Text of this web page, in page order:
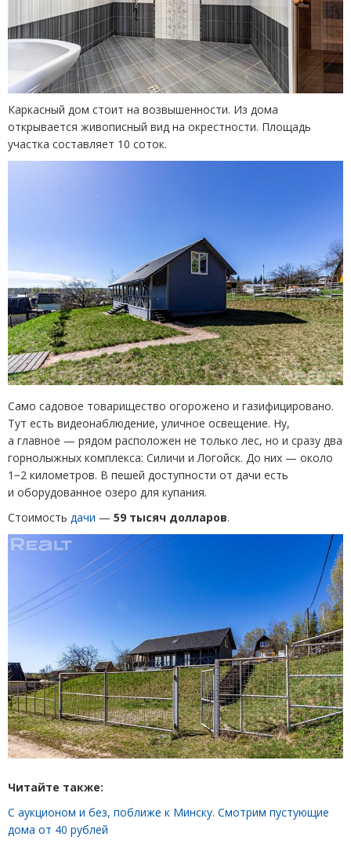
Каркасный дом стоит на возвышенности. Из дома
открывается живописный вид на окрестности. Площадь
участка составляет 10 соток.
Само садовое товарищество огорожено и газифицировано.
Тут есть видеонаблюдение, уличное освещение. Ну,
а главное — рядом расположен не только лес, но и сразу два
горнолыжных комплекса: Силичи и Логойск. До них — около
1−2 километров. В пешей доступности от дачи есть
и оборудованное озеро для купания.
Стоимость дачи — 59 тысяч долларов.
Читайте также:
С аукционом и без, поближе к Минску. Смотрим пустующие
дома от 40 рублей